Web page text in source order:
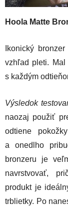
Hoola Matte
Ikonický
vzhľad pleti.
s každým
Výsledok
naozaj použiť
odtiene
a onedlho
bronzeru je
navrstvovať,
produkt je
trblietky. Po